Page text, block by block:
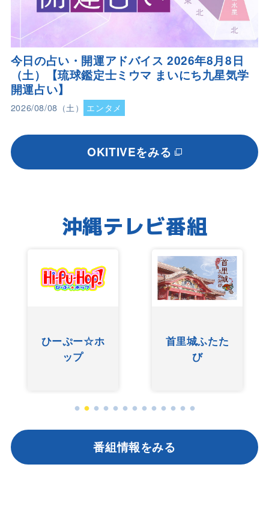
今日の占い・開運アドバイス 2026年8月8日
（土）【琉球鑑定士ミウマ まいにち九星気学
開運占い】
2026/08/08（土） エンタメ
OKITIVEをみる
沖縄テレビ番組
ひーぷー☆ホ
ップ
首里城ふたた
び
番組情報をみる